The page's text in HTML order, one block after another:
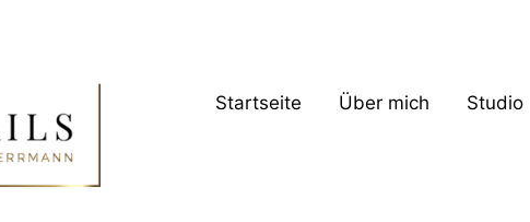
Startseite
Über mich Studio